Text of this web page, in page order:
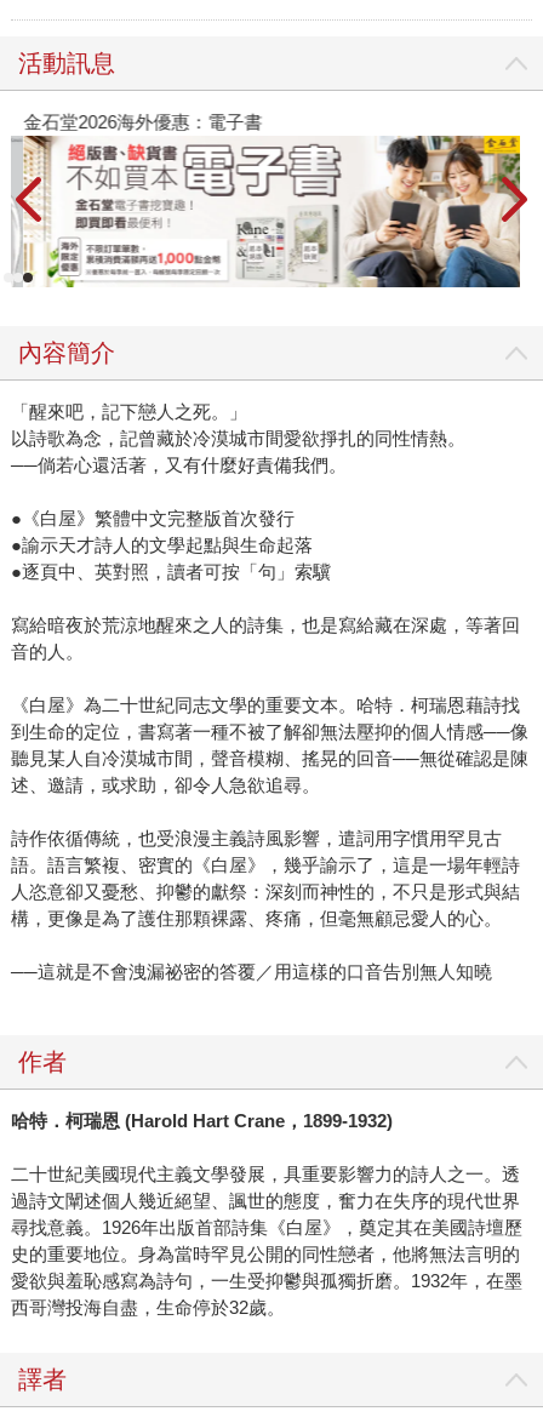
活動訊息
金石堂2026海外優惠：電子書
內容簡介
「醒來吧，記下戀人之死。」
以詩歌為念，記曾藏於冷漠城市間愛欲掙扎的同性情熱。
──倘若心還活著，又有什麼好責備我們。
●《白屋》繁體中文完整版首次發行
●諭示天才詩人的文學起點與生命起落
●逐頁中、英對照，讀者可按「句」索驥
寫給暗夜於荒涼地醒來之人的詩集，也是寫給藏在深處，等著回
音的人。
《白屋》為二十世紀同志文學的重要文本。哈特．柯瑞恩藉詩找
到生命的定位，書寫著一種不被了解卻無法壓抑的個人情感──像
聽見某人自冷漠城市間，聲音模糊、搖晃的回音──無從確認是陳
述、邀請，或求助，卻令人急欲追尋。
詩作依循傳統，也受浪漫主義詩風影響，遣詞用字慣用罕見古
語。語言繁複、密實的《白屋》，幾乎諭示了，這是一場年輕詩
人恣意卻又憂愁、抑鬱的獻祭：深刻而神性的，不只是形式與結
構，更像是為了護住那顆裸露、疼痛，但毫無顧忌愛人的心。
──這就是不會洩漏祕密的答覆／用這樣的口音告別無人知曉
作者
哈特．柯瑞恩 (Harold Hart Crane，1899-1932)
二十世紀美國現代主義文學發展，具重要影響力的詩人之一。透
過詩文闡述個人幾近絕望、諷世的態度，奮力在失序的現代世界
尋找意義。1926年出版首部詩集《白屋》，奠定其在美國詩壇歷
史的重要地位。身為當時罕見公開的同性戀者，他將無法言明的
愛欲與羞恥感寫為詩句，一生受抑鬱與孤獨折磨。1932年，在墨
西哥灣投海自盡，生命停於32歲。
譯者